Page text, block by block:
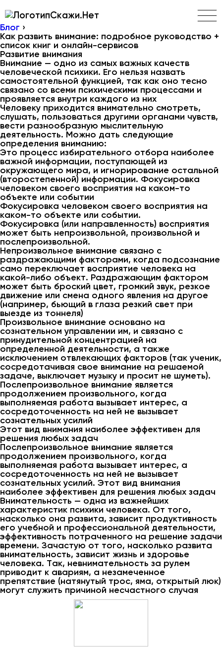
Скажи.Нет
Блог ›
Как развить внимание: подробное руководство +
список книг и онлайн-сервисов
Развитие внимания
Внимание — одно из самых важных качеств
человеческой психики. Его нельзя назвать
самостоятельной функцией, так как оно тесно
связано со всеми психическими процессами и
проявляется внутри каждого из них
Человеку приходится внимательно смотреть,
слушать, пользоваться другими органами чувств,
вести разнообразную мыслительную
деятельность. Можно дать следующие
определения вниманию:
Это процесс избирательного отбора наиболее
важной информации, поступающей из
окружающего мира, и игнорирование остальной
(второстепенной) информации. Фокусировка
человеком своего восприятия на каком-то
объекте или событии
Фокусировка человеком своего восприятия на
каком-то объекте или событии.
Фокусировка (или направленность) восприятия
может быть непроизвольной, произвольной и
послепроизвольной.
Непроизвольное внимание связано с
раздражающими факторами, когда подсознание
само переключает восприятие человека на
какой-либо объект. Раздражающим фактором
может быть броский цвет, громкий звук, резкое
движение или смена одного явления на другое
(например, бьющий в глаза резкий свет при
выезде из тоннеля)
Произвольное внимание основано на
сознательном управлении им, и связано с
принудительной концентрацией на
определенной деятельности, а также
исключением отвлекающих факторов (так ученик,
сосредотачивая свое внимание на решаемой
задаче, выключает музыку и просит не шуметь).
Послепроизвольное внимание является
продолжением произвольного, когда
выполняемая работа вызывает интерес, а
сосредоточенность на ней не вызывает
сознательных усилий
Этот вид внимания наиболее эффективен для
решения любых задач
Послепроизвольное внимание является
продолжением произвольного, когда
выполняемая работа вызывает интерес, а
сосредоточенность на ней не вызывает
сознательных усилий. Этот вид внимания
наиболее эффективен для решения любых задач
Внимательность — одна из важнейших
характеристик психики человека. От того,
насколько она развита, зависит продуктивность
его учебной и профессиональной деятельности,
эффективность потраченного на решение задачи
времени. Зачастую от того, насколько развита
внимательность, зависит жизнь и здоровье
человека. Так, невнимательность за рулем
приводит к авариям, а незамеченное
препятствие (натянутый трос, яма, открытый люк)
могут служить причиной несчастного случая